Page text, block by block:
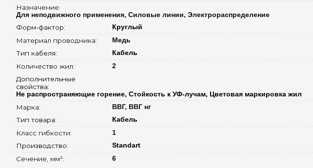
Назначение:
Для неподвижного применения, Силовые линии, Электрораспределение
Форм-фактор: Круглый
Материал проводника: Медь
Тип кабеля: Кабель
Количество жил: 2
Дополнительные
свойства:
Не распространяющие горение, Стойкость к УФ-лучам, Цветовая маркировка жил
Марка: ВВГ, ВВГ нг
Тип товара: Кабель
Класс гибкости: 1
Производство: Standart
Сечение, мм²: 6